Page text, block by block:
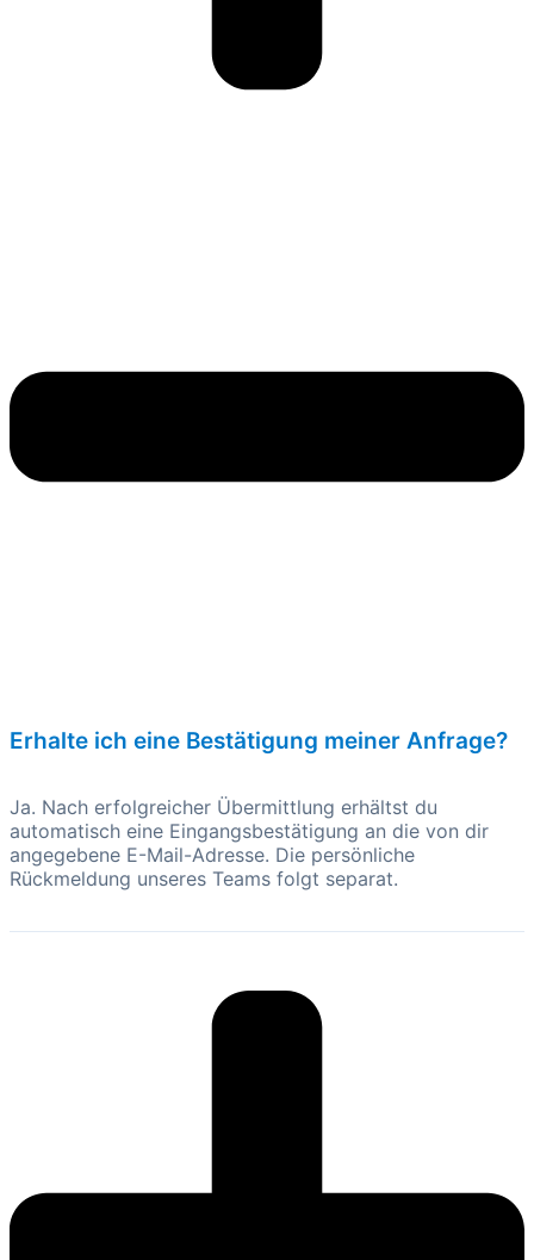
Erhalte ich eine Bestätigung meiner Anfrage?
Ja. Nach erfolgreicher Übermittlung erhältst du
automatisch eine Eingangsbestätigung an die von dir
angegebene E-Mail-Adresse. Die persönliche
Rückmeldung unseres Teams folgt separat.